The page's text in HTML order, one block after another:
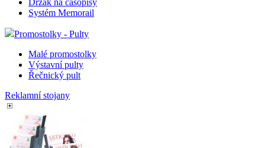
Držák na časopisy
Systém Memorail
Promostolky - Pulty
Malé promostolky
Výstavní pulty
Řečnický pult
Reklamní stojany